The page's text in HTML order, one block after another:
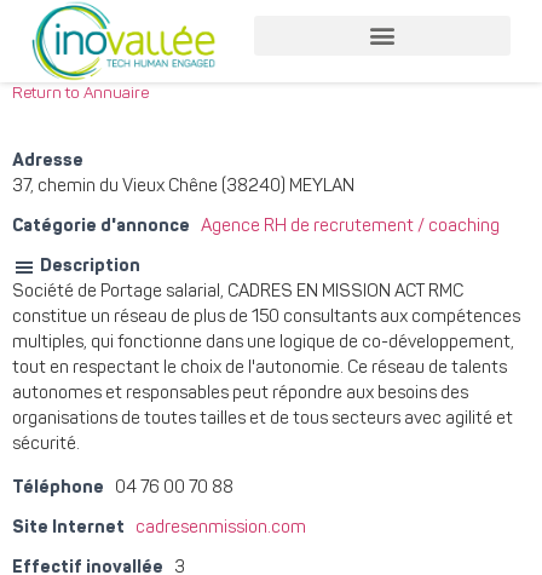
Return to Annuaire
Adresse
37, chemin du Vieux Chêne (38240) MEYLAN
Catégorie d'annonce Agence RH de recrutement / coaching
Description
Société de Portage salarial, CADRES EN MISSION ACT RMC
constitue un réseau de plus de 150 consultants aux compétences
multiples, qui fonctionne dans une logique de co-développement,
tout en respectant le choix de l'autonomie. Ce réseau de talents
autonomes et responsables peut répondre aux besoins des
organisations de toutes tailles et de tous secteurs avec agilité et
sécurité.
Téléphone 04 76 00 70 88
Site Internet cadresenmission.com
Effectif inovallée 3